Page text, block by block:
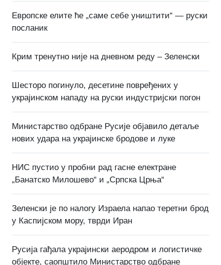
Европске елите ће „саме себе уништити“ — руски
посланик
Крим тренутно није на дневном реду – Зеленски
Шесторо погинуло, десетине повређених у
украјинском нападу на руски индустријски погон
Министарство одбране Русије објавило детаље
нових удара на украјинске бродове и луке
НИС пустио у пробни рад гасне електране
„Банатско Милошево“ и „Српска Црња“
Зеленски је по налогу Израела напао теретни брод
у Каспијском мору, тврди Иран
Русија гађала украјински аеродром и логистичке
објекте, саопштило Министарство одбране